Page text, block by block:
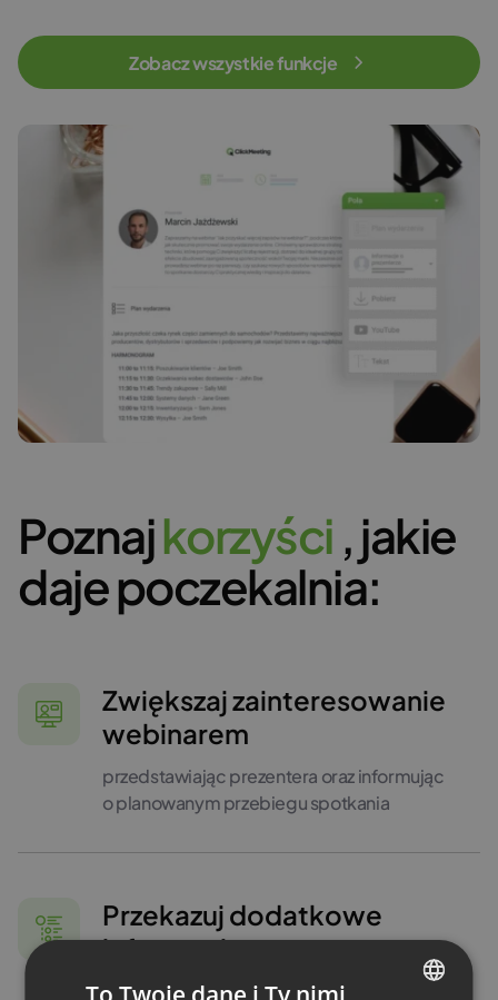
Zobacz wszystkie funkcje
Poznajkorzyści , jakie
daje poczekalnia:
Zwiększaj zainteresowanie
webinarem
przedstawiając prezentera oraz informując
o planowanym przebiegu spotkania
Przekazuj dodatkowe
informacje
oraz dokumenty przed rozpoczęciem